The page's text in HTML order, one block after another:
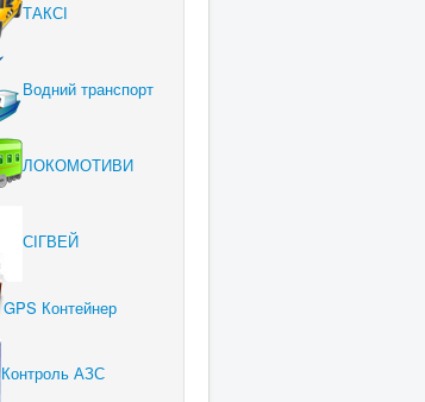
ТАКСІ
Водний транспорт
ЛОКОМОТИВИ
СІГВЕЙ
GPS Контейнер
Контроль АЗС